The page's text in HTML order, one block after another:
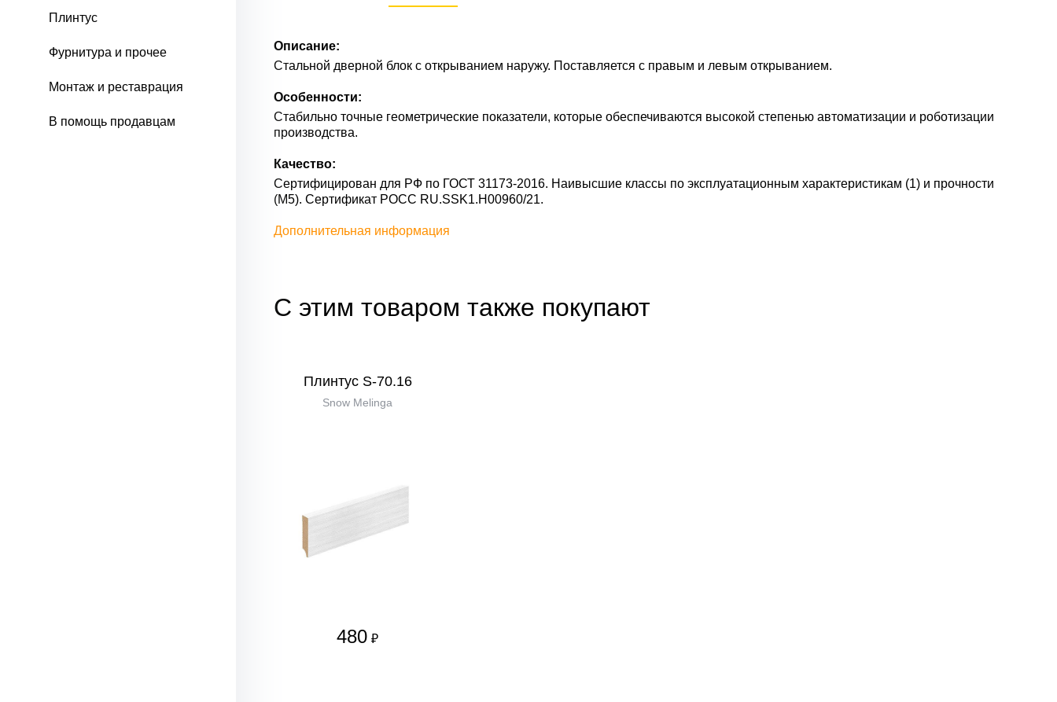
Плинтус
Фурнитура и прочее
Монтаж и реставрация
В помощь продавцам
Описание:
Стальной дверной блок с открыванием наружу. Поставляется с правым и левым открыванием.
Особенности:
Стабильно точные геометрические показатели, которые обеспечиваются высокой степенью автоматизации и роботизации
производства.
Качество:
Сертифицирован для РФ по ГОСТ 31173-2016. Наивысшие классы по эксплуатационным характеристикам (1) и прочности
(М5). Сертификат POCC RU.SSK1.H00960/21.
Дополнительная информация
С этим товаром также покупают
Плинтус S-70.16
Snow Melinga
480 ₽